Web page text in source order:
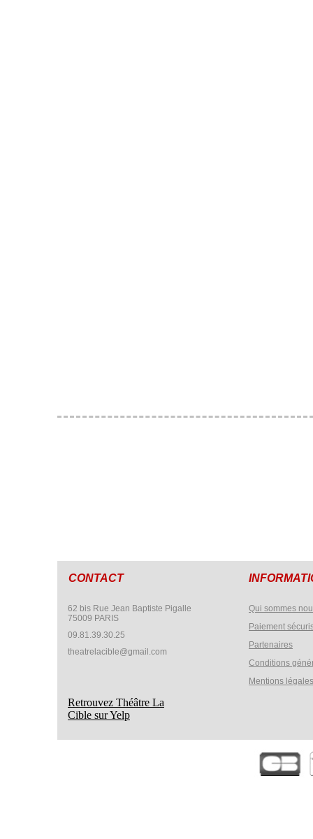
CONTACT
62 bis Rue Jean Baptiste Pigalle
75009 PARIS
09.81.39.30.25
theatrelacible@gmail.com
Retrouvez Théâtre La
Cible sur Yelp
Qui sommes
Paiement
Partenaires
Conditions
Mentions légales